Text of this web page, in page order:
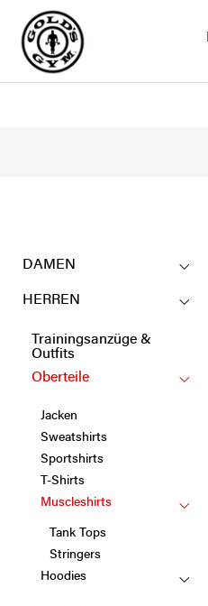
DAMEN
HERREN
Trainingsanzüge &
Outfits
Oberteile
Jacken
Sweatshirts
Sportshirts
T-Shirts
Muscleshirts
Tank Tops
Stringers
Hoodies